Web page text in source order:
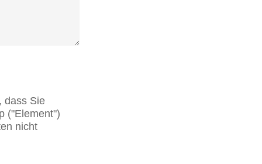
dass Sie
("Element")
nicht